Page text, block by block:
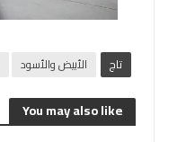
تاج الأبيض والأسود
You may also like